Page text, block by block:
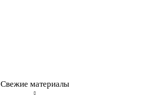
Свежие материалы